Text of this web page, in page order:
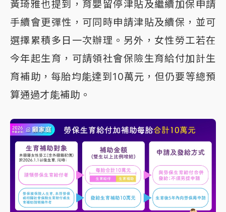
黃琦雅也提到，育嬰留停津貼及繼續加保申請
手續會更彈性，可同時申請津貼及續保，並可
選擇累積多日一次辦理。另外，女性勞工若在
今年起生育，可請領社會保險生育給付加計生
育補助，每胎均能達到10萬元，但仍要等總預
算通過才能補助。